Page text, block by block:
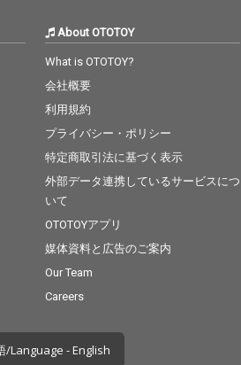
About OTOTOY
What is OTOTOY?
会社概要
利用規約
プライバシー・ポリシー
特定商取引法に基づく表示
外部データ連携しているサービスにつ
いて
OTOTOYアプリ
媒体資料と広告のご案内
Our Team
Careers
/Language - English